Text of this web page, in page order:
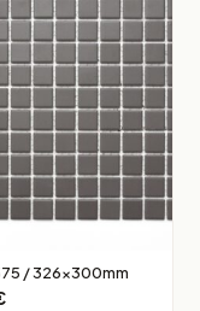
/ 326x300mm